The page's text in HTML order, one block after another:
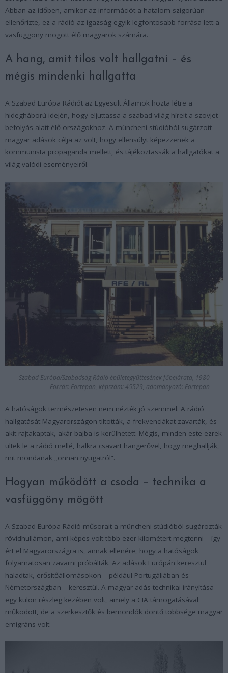
Abban az időben, amikor az információt a hatalom szigorúan
ellenőrizte, ez a rádió az igazság egyik legfontosabb forrása lett a
vasfüggöny mögött élő magyarok számára.
A hang, amit tilos volt hallgatni – és
mégis mindenki hallgatta
A Szabad Európa Rádiót az Egyesült Államok hozta létre a
hidegháború idején, hogy eljuttassa a szabad világ híreit a szovjet
befolyás alatt élő országokhoz. A müncheni stúdióból sugárzott
magyar adások célja az volt, hogy ellensúlyt képezzenek a
kommunista propaganda mellett, és tájékoztassák a hallgatókat a
világ valódi eseményeiről.
Szabad Európa/Szabadság Rádió épületegyüttesének főbejárata, 1980
Forrás: Fortepan, képszám: 45529, adományozó: Fortepan
A hatóságok természetesen nem nézték jó szemmel. A rádió
hallgatását Magyarországon tiltották, a frekvenciákat zavarták, és
akit rajtakaptak, akár bajba is kerülhetett. Mégis, minden este ezrek
ültek le a rádió mellé, halkra csavart hangerővel, hogy meghallják,
mit mondanak „onnan nyugatról”.
Hogyan működött a csoda – technika a
vasfüggöny mögött
A Szabad Európa Rádió műsorait a müncheni stúdióból sugározták
rövidhullámon, ami képes volt több ezer kilométert megtenni – így
ért el Magyarországra is, annak ellenére, hogy a hatóságok
folyamatosan zavarni próbálták. Az adások Európán keresztül
haladtak, erősítőállomásokon – például Portugáliában és
Németországban – keresztül. A magyar adás technikai irányítása
egy külön részleg kezében volt, amely a CIA támogatásával
működött, de a szerkesztők és bemondók döntő többsége magyar
emigráns volt.